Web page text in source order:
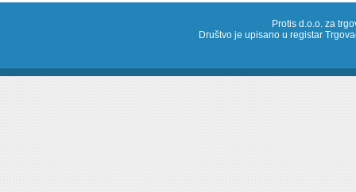
Protis d.o.o. za
Društvo je upisano u registar